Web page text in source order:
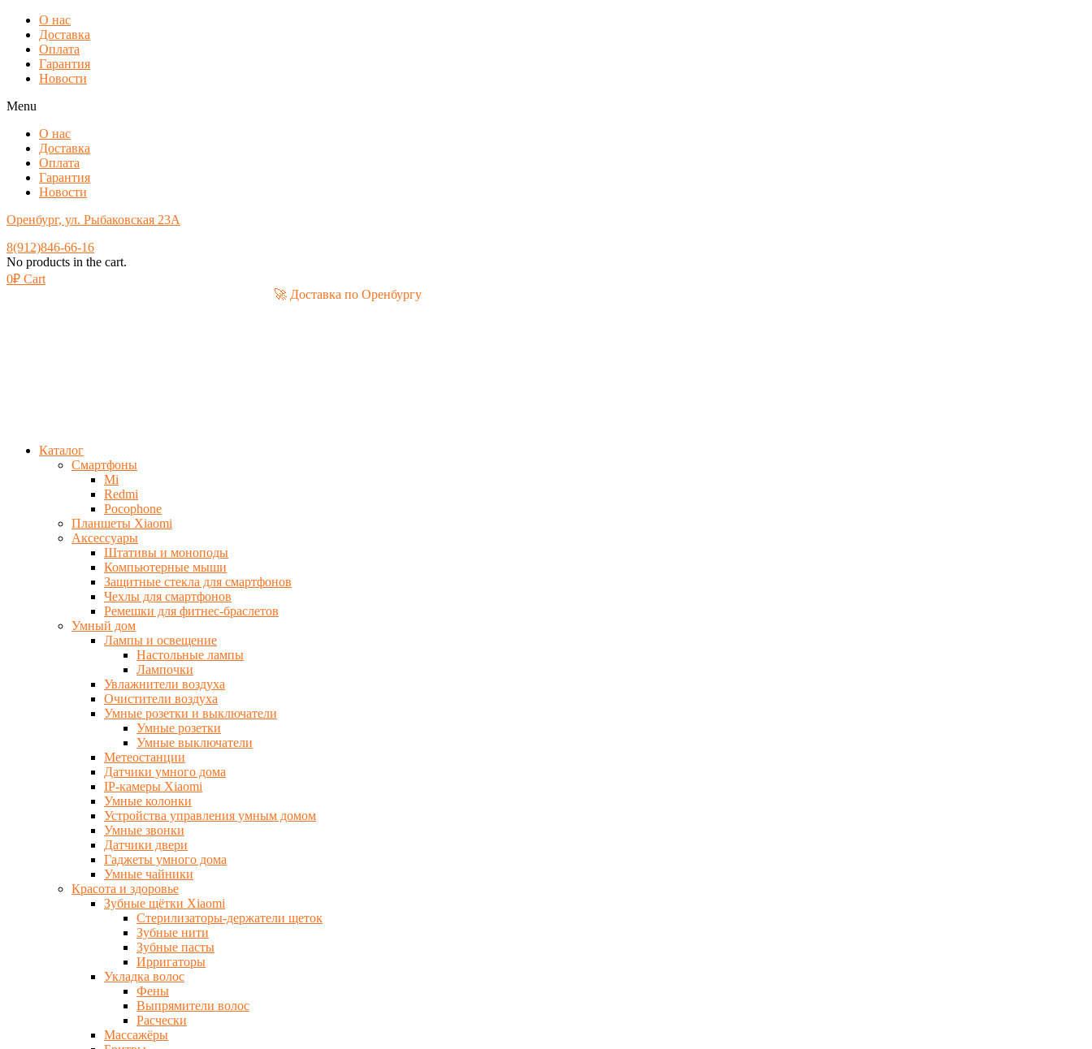
О нас
Доставка
Оплата
Гарантия
Новости
Menu
О нас
Доставка
Оплата
Гарантия
Новости
Оренбург, ул. Рыбаковская 23А
8(912)846-66-16
No products in the cart.
0₽ Cart
🚀 Доставка по Оренбургу
Каталог
Смартфоны
Mi
Redmi
Pocophone
Планшеты Xiaomi
Аксессуары
Штативы и моноподы
Компьютерные мыши
Защитные стекла для смартфонов
Чехлы для смартфонов
Ремешки для фитнес-браслетов
Умный дом
Лампы и освещение
Настольные лампы
Лампочки
Увлажнители воздуха
Очистители воздуха
Умные розетки и выключатели
Умные розетки
Умные выключатели
Метеостанции
Датчики умного дома
IP-камеры Xiaomi
Умные колонки
Устройства управления умным домом
Умные звонки
Датчики двери
Гаджеты умного дома
Умные чайники
Красота и здоровье
Зубные щётки Xiaomi
Стерилизаторы-держатели щеток
Зубные нити
Зубные пасты
Ирригаторы
Укладка волос
Фены
Выпрямители волос
Расчески
Массажёры